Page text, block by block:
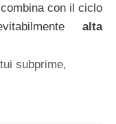
con il ciclo
alta
subprime,